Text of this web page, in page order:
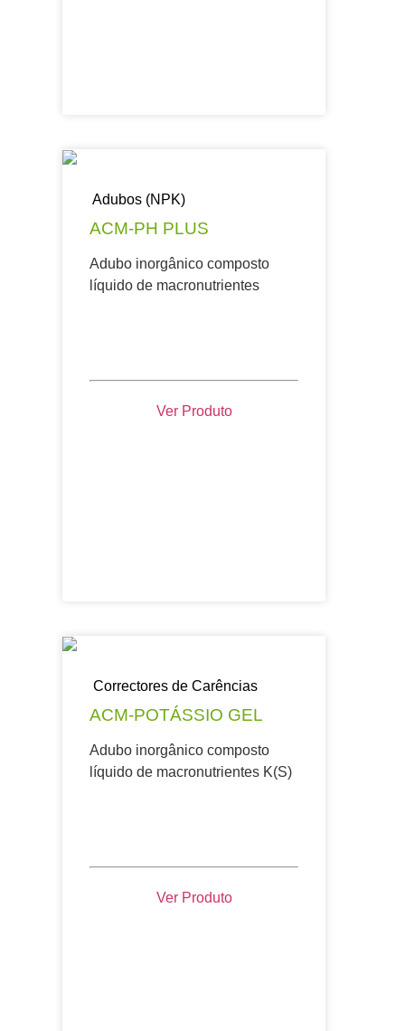
Adubos (NPK)
ACM-PH PLUS
Adubo inorgânico composto
líquido de macronutrientes
Ver Produto
Correctores de Carências
ACM-POTÁSSIO GEL
Adubo inorgânico composto
líquido de macronutrientes K(S)
Ver Produto